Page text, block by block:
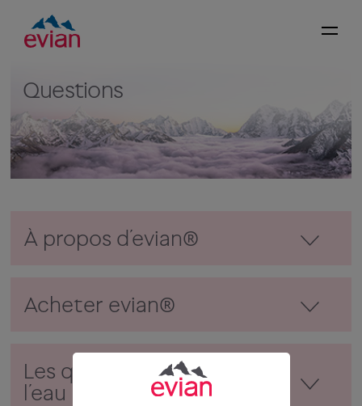
Questions
À propos d’evian®
Acheter evian®
Les qualités et le goût de
l’eau minérale naturelle